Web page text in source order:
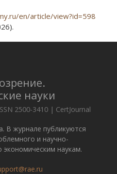
en/article/view?id=598
науки
2500-3410 | CertJournal
В журнале публикуются
и научно-
экономическим наукам.